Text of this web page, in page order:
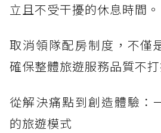
立且不受干擾的休息時間。
取消領隊配房制度，不僅
確保整體旅遊服務品質不打
從解決痛點到創造體驗：
的旅遊模式